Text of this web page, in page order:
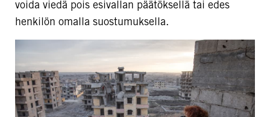
voida viedä pois esivallan päätöksellä tai edes
henkilön omalla suostumuksella.